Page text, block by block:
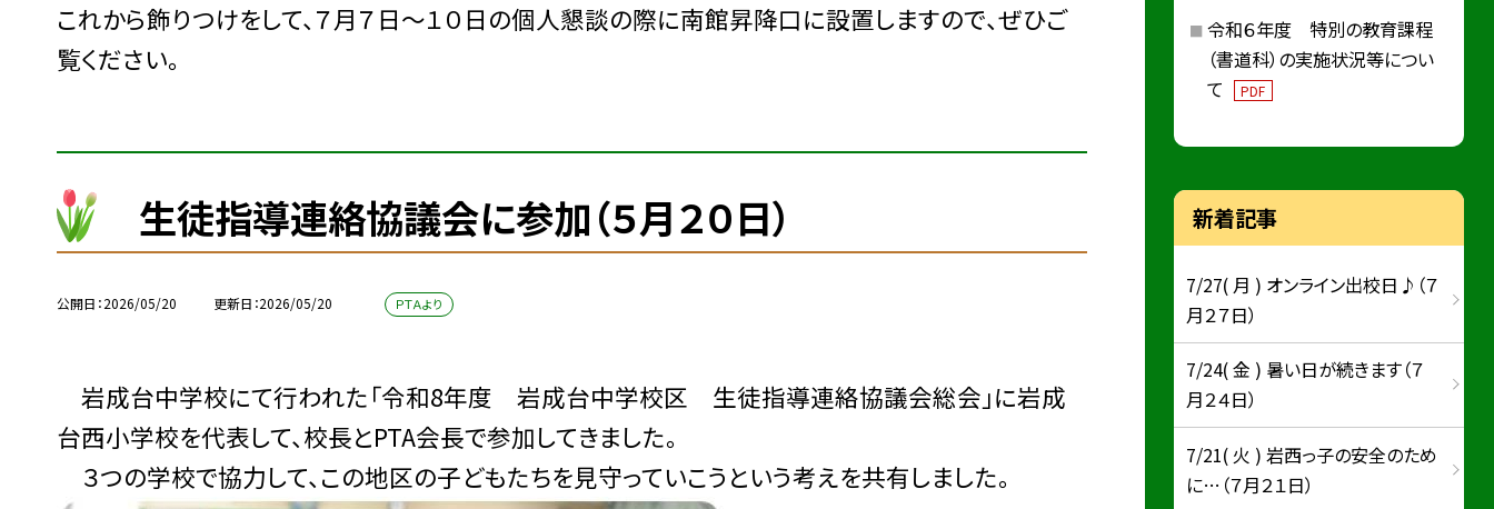
これから飾りつけをして、７月７日～１０日の個人懇談の際に南館昇降口に設置しますので、ぜひご
覧ください。
生徒指導連絡協議会に参加（５月２０日）
公開日 2026/05/20 更新日 2026/05/20 ＰＴＡより
岩成台中学校にて行われた「令和8年度 岩成台中学校区 生徒指導連絡協議会総会」に岩成
台西小学校を代表して、校長とPTA会長で参加してきました。
３つの学校で協力して、この地区の子どもたちを見守っていこうという考えを共有しました。
令和６年度 特別の教育課程
（書道科）の実施状況等につい
て
PDF
新着記事
7/27( 月 ) オンライン出校日♪（７
月２７日）
7/24( 金 ) 暑い日が続きます（７
月２４日）
7/21( 火 ) 岩西っ子の安全のため
に…（７月２１日）